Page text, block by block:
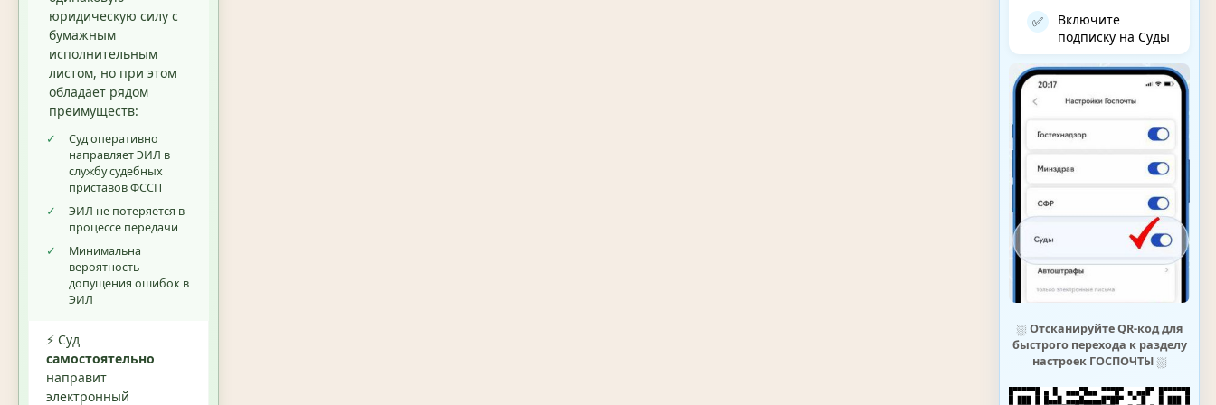
юридическую силу с
бумажным
исполнительным
листом, но при этом
обладает рядом
преимуществ:
✓
Суд оперативно
направляет ЭИЛ в
службу судебных
приставов ФССП
✓
ЭИЛ не потеряется в
процессе передачи
✓
Минимальна
вероятность
допущения ошибок в
ЭИЛ
⚡ Суд
самостоятельно
направит
электронный
✅
Включите
подписку на Суды
⛆ Отсканируйте QR-код для
быстрого перехода к разделу
настроек ГОСПОЧТЫ⛆